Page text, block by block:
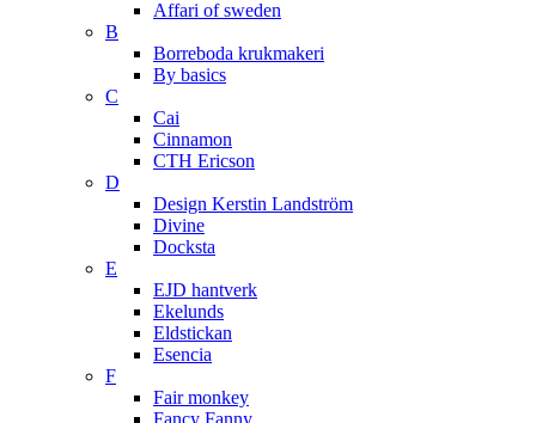
Affari of sweden
B
Borreboda krukmakeri
By basics
C
Cai
Cinnamon
CTH Ericson
D
Design Kerstin Landström
Divine
Docksta
E
EJD hantverk
Ekelunds
Eldstickan
Esencia
F
Fair monkey
Fancy Fanny